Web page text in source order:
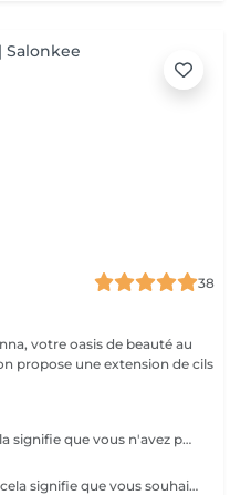
38
votre oasis de beauté au
propose une extension de cils
Si vous choisissez ce service, cela signifie que vous n'avez pas d'extensions de cils et que vous n'avez pas fait de lash lift au cours du dernier mois. Veuillez venir sans mascara.
Si vous choisissez cette option, cela signifie que vous souhaitez uniquement un remplissage, que vous avez déjà des extensions de cils faites dans notre salon, que vous voulez le même type d'extensions, et que vous n'avez pas appliqué de mascara.